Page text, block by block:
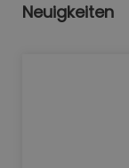
Neuigkeiten